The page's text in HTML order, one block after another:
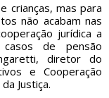
crianças, mas para
não acabam nas
jurídica a
de pensão
diretor do
e Cooperação
Justiça.